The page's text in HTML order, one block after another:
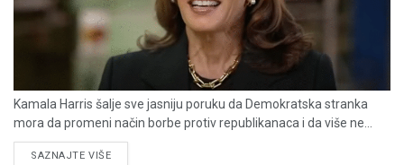
Kamala Harris šalje sve jasniju poruku da Demokratska stranka
mora da promeni način borbe protiv republikanaca i da više ne...
SAZNAJTE VIŠEDETAILS